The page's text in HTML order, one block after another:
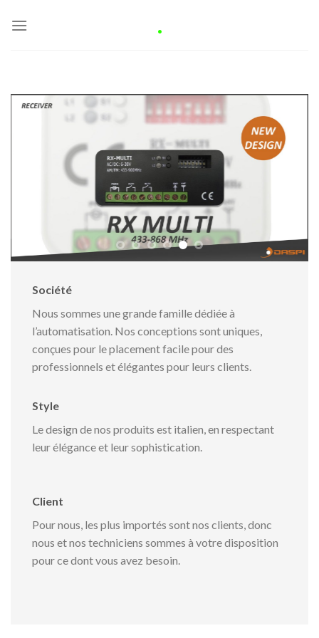
.
Société
Nous sommes une grande famille dédiée à
l’automatisation. Nos conceptions sont uniques,
conçues pour le placement facile pour des
professionnels et élégantes pour leurs clients.
Style
Le design de nos produits est italien, en respectant
leur élégance et leur sophistication.
Client
Pour nous, les plus importés sont nos clients, donc
nous et nos techniciens sommes à votre disposition
pour ce dont vous avez besoin.